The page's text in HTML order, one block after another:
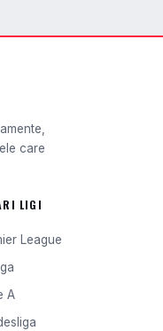
care
LIGI
League
A